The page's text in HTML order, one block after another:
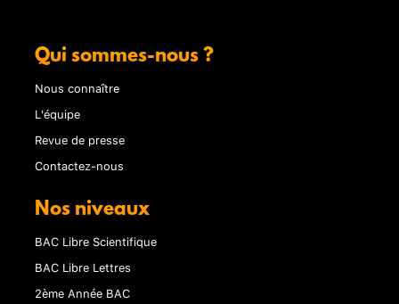
Qui sommes-nous ?
Nous connaître
L'équipe
Revue de presse
Contactez-nous
Nos niveaux
BAC Libre Scientifique
BAC Libre Lettres
2ème Année BAC